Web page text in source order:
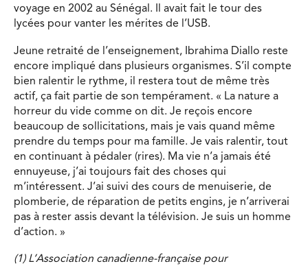
voyage en 2002 au Sénégal. Il avait fait le tour des
lycées pour vanter les mérites de l’USB.
Jeune retraité de l’enseignement, Ibrahima Diallo reste
encore impliqué dans plusieurs organismes. S’il compte
bien ralentir le rythme, il restera tout de même très
actif, ça fait partie de son tempérament. « La nature a
horreur du vide comme on dit. Je reçois encore
beaucoup de sollicitations, mais je vais quand même
prendre du temps pour ma famille. Je vais ralentir, tout
en continuant à pédaler (rires). Ma vie n’a jamais été
ennuyeuse, j’ai toujours fait des choses qui
m’intéressent. J’ai suivi des cours de menuiserie, de
plomberie, de réparation de petits engins, je n’arriverai
pas à rester assis devant la télévision. Je suis un homme
d’action. »
(1) L’Association canadienne-française pour